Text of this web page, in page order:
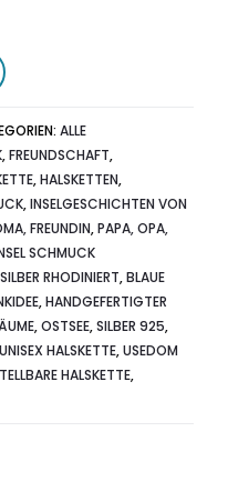
ALLE
,FREUNDSCHAFT,
,HALSKETTEN,
,INSELGESCHICHTEN VON
FREUNDIN,PAPA, OPA,
SCHMUCK
RHODINIERT,BLAUE
,HANDGEFERTIGTER
,OSTSEE,SILBER 925,
UNISEX HALSKETTE,USEDOM
HALSKETTE,